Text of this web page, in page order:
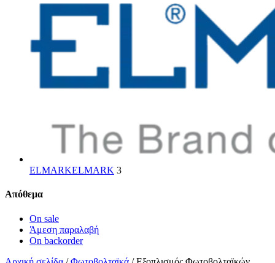
ELMARKELMARK 3
Απόθεμα
On sale
Άμεση παραλαβή
On backorder